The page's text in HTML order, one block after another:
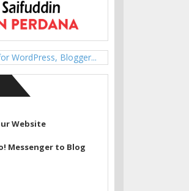
Website
Messenger to Blog